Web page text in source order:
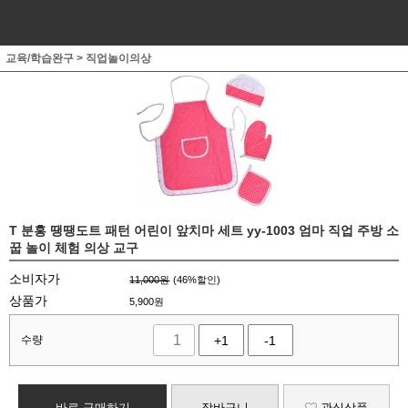
교육/학습완구 > 직업놀이의상
T 분홍 땡땡도트 패턴 어린이 앞치마 세트 yy-1003 엄마 직업 주방 소
꿉 놀이 체험 의상 교구
소비자가 11,000원 (46%할인)
상품가 5,900원
수량 +1 -1